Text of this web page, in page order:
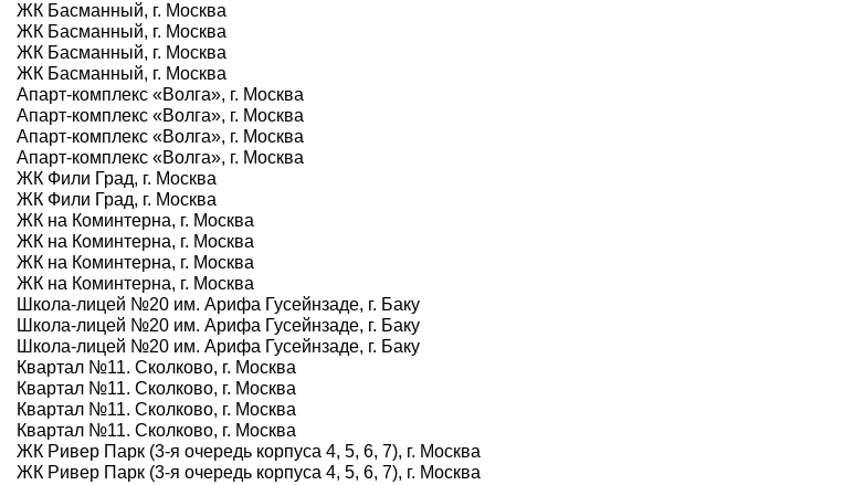
ЖК Басманный, г. Москва
ЖК Басманный, г. Москва
ЖК Басманный, г. Москва
ЖК Басманный, г. Москва
Апарт-комплекс «Волга», г. Москва
Апарт-комплекс «Волга», г. Москва
Апарт-комплекс «Волга», г. Москва
Апарт-комплекс «Волга», г. Москва
ЖК Фили Град, г. Москва
ЖК Фили Град, г. Москва
ЖК на Коминтерна, г. Москва
ЖК на Коминтерна, г. Москва
ЖК на Коминтерна, г. Москва
ЖК на Коминтерна, г. Москва
Школа-лицей №20 им. Арифа Гусейнзаде, г. Баку
Школа-лицей №20 им. Арифа Гусейнзаде, г. Баку
Школа-лицей №20 им. Арифа Гусейнзаде, г. Баку
Квартал №11. Сколково, г. Москва
Квартал №11. Сколково, г. Москва
Квартал №11. Сколково, г. Москва
Квартал №11. Сколково, г. Москва
ЖК Ривер Парк (3-я очередь корпуса 4, 5, 6, 7), г. Москва
ЖК Ривер Парк (3-я очередь корпуса 4, 5, 6, 7), г. Москва